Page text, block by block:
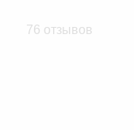
76 отзывов